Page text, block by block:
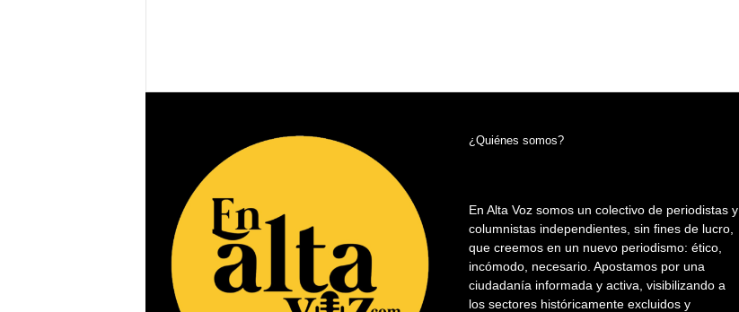
¿Quiénes somos?
En Alta Voz somos un colectivo de periodistas y
columnistas independientes, sin fines de lucro,
que creemos en un nuevo periodismo: ético,
incómodo, necesario. Apostamos por una
ciudadanía informada y activa, visibilizando a
los sectores históricamente excluidos y